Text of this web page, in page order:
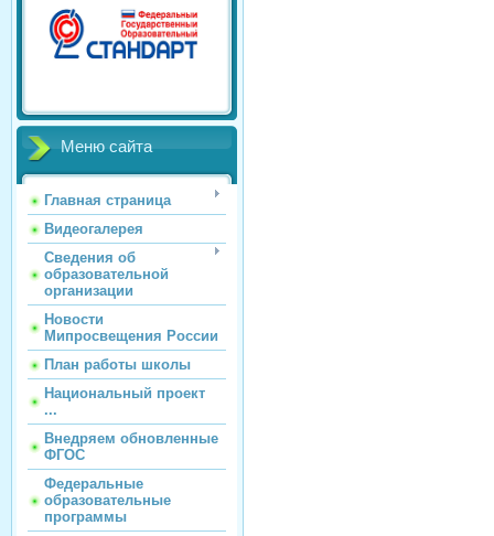
Меню сайта
Главная страница
Видеогалерея
Сведения об
образовательной
организации
Новости
Мипросвещения России
План работы школы
Национальный проект
...
Внедряем обновленные
ФГОС
Федеральные
образовательные
программы